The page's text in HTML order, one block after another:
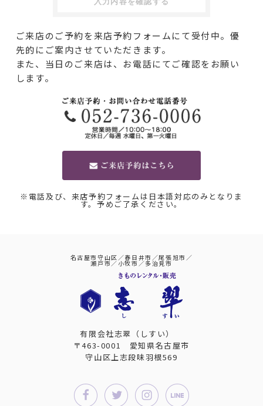
ご来店のご予約を来店予約フォームにて受付中。優
先的にご案内させていただきます。
また、当日のご来店は、お電話にてご確認をお願い
します。
※電話及び、来店予約フォームは日本語対応のみとなりま
す。予めご了承ください。
名古屋市守山区／春日井市／尾張旭市／
瀬戸市／小牧市／多治見市
有限会社志翠（しすい）
〒463-0001 愛知県名古屋市
守山区上志段味羽根569